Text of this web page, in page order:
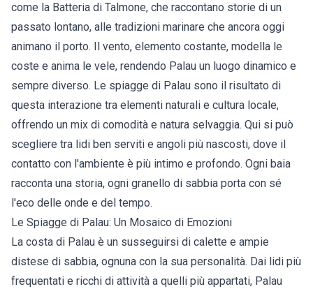
come la Batteria di Talmone, che raccontano storie di un
passato lontano, alle tradizioni marinare che ancora oggi
animano il porto. Il vento, elemento costante, modella le
coste e anima le vele, rendendo Palau un luogo dinamico e
sempre diverso. Le spiagge di Palau sono il risultato di
questa interazione tra elementi naturali e cultura locale,
offrendo un mix di comodità e natura selvaggia. Qui si può
scegliere tra lidi ben serviti e angoli più nascosti, dove il
contatto con l'ambiente è più intimo e profondo. Ogni baia
racconta una storia, ogni granello di sabbia porta con sé
l'eco delle onde e del tempo.
Le Spiagge di Palau: Un Mosaico di Emozioni
La costa di Palau è un susseguirsi di calette e ampie
distese di sabbia, ognuna con la sua personalità. Dai lidi più
frequentati e ricchi di attività a quelli più appartati, Palau